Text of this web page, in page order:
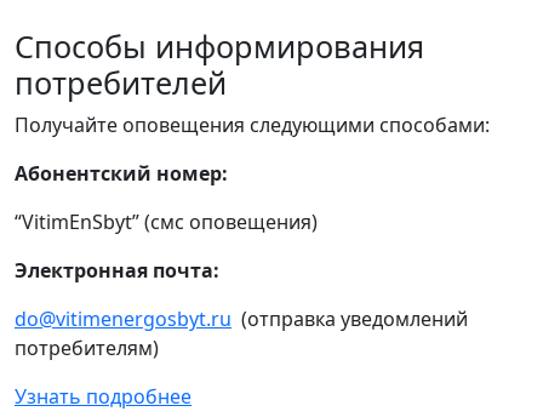
Способы информирования
потребителей
Получайте оповещения следующими способами:
Абонентский номер:
“VitimEnSbyt” (смс оповещения)
Электронная почта:
do@vitimenergosbyt.ru (отправка уведомлений
потребителям)
Узнать подробнее